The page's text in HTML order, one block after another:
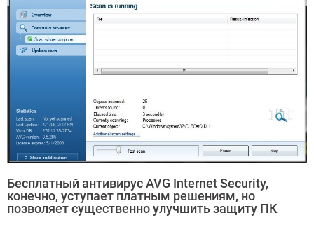
Бесплатный антивирус AVG Internet Security,
конечно, уступает платным решениям, но
позволяет существенно улучшить защиту ПК